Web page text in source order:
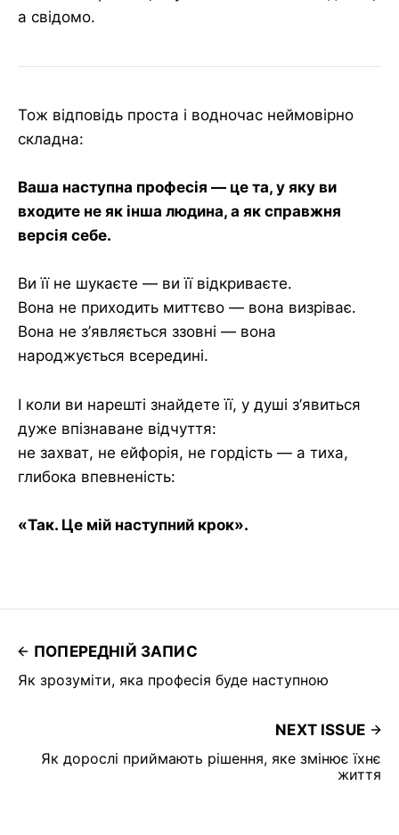
а свідомо.
Тож відповідь проста і водночас неймовірно
складна:
Ваша наступна професія — це та, у яку ви
входите не як інша людина, а як справжня
версія себе.
Ви її не шукаєте — ви її відкриваєте.
Вона не приходить миттєво — вона визріває.
Вона не з’являється ззовні — вона
народжується всередині.
І коли ви нарешті знайдете її, у душі з’явиться
дуже впізнаване відчуття:
не захват, не ейфорія, не гордість — а тиха,
глибока впевненість:
«Так. Це мій наступний крок».
ПОПЕРЕДНІЙ ЗАПИС
Як зрозуміти, яка професія буде наступною
NEXT ISSUE
Як дорослі приймають рішення, яке змінює їхнє
життя